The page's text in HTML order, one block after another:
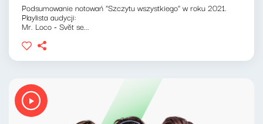
Podsumowanie notowań "Szczytu wszystkiego" w roku 2021.
Playlista audycji:
Mr. Loco - Svět se...